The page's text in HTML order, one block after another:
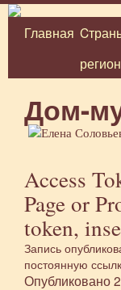
Перейти
Главная
Дом-
Access
Page or
token,
Запись
постоянную
Опубликовано